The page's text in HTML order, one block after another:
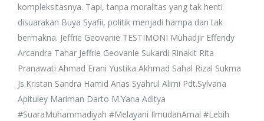
kompleksitasnya. Tapi, tanpa moralitas yang tak henti
disuarakan Buya Syafii, politik menjadi hampa dan tak
bermakna. Jeffrie Geovanie TESTIMONI Muhadjir Effendy
Arcandra Tahar Jeffrie Geovanie Sukardi Rinakit Rita
Pranawati Ahmad Erani Yustika Akhmad Sahal Rizal Sukma
Js.Kristan Sandra Hamid Anas Syahrul Alimi Pdt.Sylvana
Apituley Mariman Darto M.Yana Aditya
#SuaraMuhammadiyah #Melayani IlmudanAmal #Lebih